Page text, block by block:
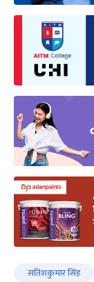
सतिशकुमार सिंह